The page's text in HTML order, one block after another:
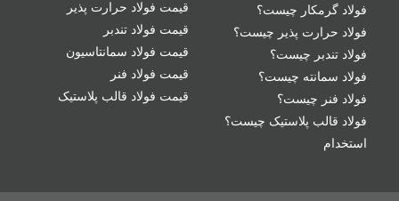
فولاد گرمکار چیست؟
فولاد حرارت پذیر چیست؟
فولاد تندبر چیست؟
فولاد سمانته چیست؟
فولاد فنر چیست؟
فولاد قالب پلاستیک چیست؟
استخدام
قیمت فولاد حرارت پذیر
قیمت فولاد تندبر
قیمت فولاد سمانتاسیون
قیمت فولاد فنر
قیمت فولاد قالب پلاستیک